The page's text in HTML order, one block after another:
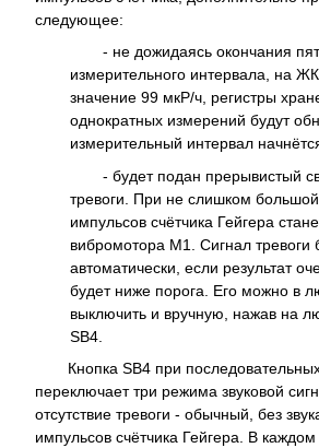
следующее:
- не дожидаясь окончания
измерительного интервала, на
значение 99 мкР/ч, регистры
однократных измерений будут
измерительный интервал
- будет подан прерывистый
тревоги. При не слишком
импульсов счётчика Гейгера
вибромотора M1. Сигнал тревоги
автоматически, если результат
будет ниже порога. Его можно в
выключить и вручную, нажав на
SB4.
Кнопка SB4 при
переключает три режима звуковой
отсутствие тревоги - обычный, без
импульсов счётчика Гейгера. В